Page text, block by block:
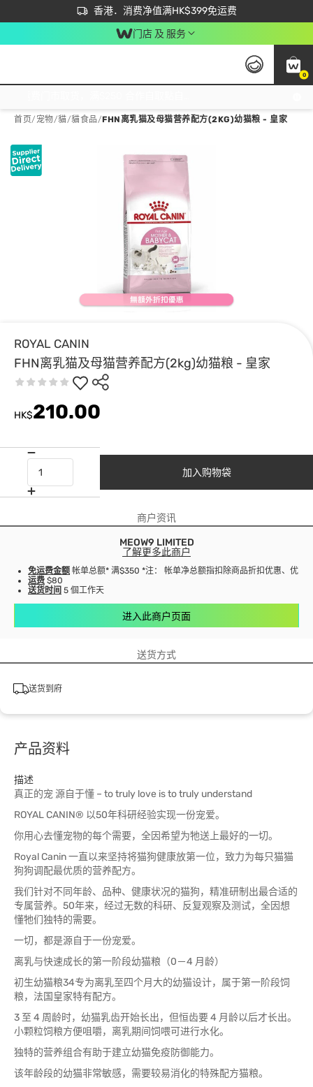
香港．消费净值满HK$399免运费
立即成为易赏钱会员尽享独家优惠
首次APP下单买满$450 输入 NEWAPP 即减$50
门店 及 服务
0
首页/ 宠物/貓/貓食品/FHN离乳猫及母猫营养配方(2KG)幼猫粮 - 皇家
ROYAL CANIN
FHN离乳猫及母猫营养配方(2kg)幼猫粮 - 皇家
HK$210.00
加入购物袋
商户资讯
MEOW9 LIMITED
了解更多此商户
免运费金额 帐单总额* 满$350 *注： 帐单净总额指扣除商品折扣优惠、优惠
运费 $80
送货时间 5 個工作天
进入此商户页面
送货方式
送货到府
产品资料
描述
真正的宠 源自于懂 – to truly love is to truly understand
ROYAL CANIN® 以50年科研经验实现一份宠爱。
你用心去懂宠物的每个需要，全因希望为牠送上最好的一切。
Royal Canin 一直以来坚持将猫狗健康放第一位，致力为每只猫猫
狗狗调配最优质的营养配方。
我们针对不同年龄、品种、健康状况的猫狗，精准研制出最合适的
专属营养。50年来，经过无数的科研、反复观察及测试，全因想
懂牠们独特的需要。
一切，都是源自于一份宠爱。
离乳与快速成长的第一阶段幼猫粮（0－4 月龄）
初生幼猫粮34专为离乳至四个月大的幼猫设计，属于第一阶段饲
粮，法国皇家特有配方。
3 至 4 周龄时，幼猫乳齿开始长出，但恒齿要 4 月龄以后才长出。
小颗粒饲粮方便咀嚼，离乳期间饲喂可进行水化。
独特的营养组合有助于建立幼猫免疫防御能力。
该年龄段的幼猫非常敏感，需要较易消化的特殊配方猫粮。